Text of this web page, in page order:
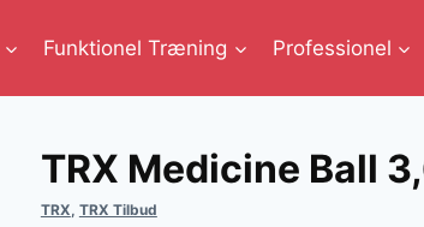
Funktionel Træning Professionel
TRX Medicine Ball
TRX, TRX Tilbud